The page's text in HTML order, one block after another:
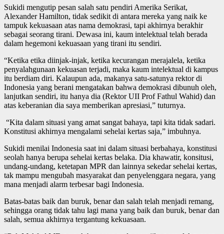
Sukidi mengutip pesan salah satu pendiri Amerika Serikat,
Alexander Hamilton, tidak sedikit di antara mereka yang naik ke
tampuk kekuasaan atas nama demokrasi, tapi akhirnya berakhir
sebagai seorang tirani. Dewasa ini, kaum intelektual telah berada
dalam hegemoni kekuasaan yang tirani itu sendiri.
“Ketika etika diinjak-injak, ketika kecurangan merajalela, ketika
penyalahgunaan kekuasan terjadi, maka kaum intelektual di kampus
itu berdiam diri. Kalaupun ada, makanya satu-satunya rektor di
Indonesia yang berani mengatakan bahwa demokrasi dibunuh oleh,
lanjutkan sendiri, itu hanya dia (Rektor UII Prof Fathul Wahid) dan
atas keberanian dia saya memberikan apresiasi,” tuturnya.
“Kita dalam situasi yang amat sangat bahaya, tapi kita tidak sadari.
Konstitusi akhirnya mengalami sehelai kertas saja,” imbuhnya.
Sukidi menilai Indonesia saat ini dalam situasi berbahaya, konstitusi
seolah hanya berupa sehelai kertas belaka. Dia khawatir, konsitusi,
undang-undang, ketetapan MPR dan lainnya sekedar sehelai kertas,
tak mampu mengubah masyarakat dan penyelenggara negara, yang
mana menjadi alarm terbesar bagi Indonesia.
Batas-batas baik dan buruk, benar dan salah telah menjadi remang,
sehingga orang tidak tahu lagi mana yang baik dan buruk, benar dan
salah, semua akhirnya tergantung kekuasaan.